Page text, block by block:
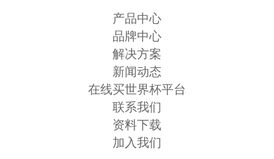
产品中心
品牌中心
解决方案
新闻动态
在线买世界杯平台
联系我们
资料下载
加入我们